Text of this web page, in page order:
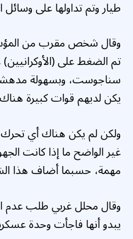
طيار وتم تداولها على
وقال شخص مقرب من
تم الضغط على
سناجوست، وبسهولة مدهشة.
يكن لديهم قوات كبيرة
ولكن لم يكن هناك أي
غير الواضح ما إذا كانت
مهمة، حسبما أضاف هذا
وقال محلل غربي طلب عدم
يبدو أنها فاجأت وحدة